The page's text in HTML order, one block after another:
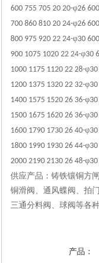
600 755 705 20 20-φ26 600
700 860 810 20 24-φ26 600
800 975 920 22 24-φ30 600
900 1075 1020 22 24-φ30
1000 1175 1120 22 28-φ
1200 1375 1320 22 32-φ
1400 1575 1520 26 36-φ
1500 1675 1620 26 36-φ
1600 1790 1730 26 40-φ
1800 1990 1930 26 44-φ
2000 2190 2130 26 48-φ
供应产品： 铸铁镶铜方
铜滑阀 、 通风蝶阀 、 拍
三通分料阀 、球阀等各
产品：